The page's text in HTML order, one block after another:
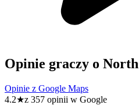
Opinie graczy o
Opinie z Google Maps
4.2★z 357 opinii w Google